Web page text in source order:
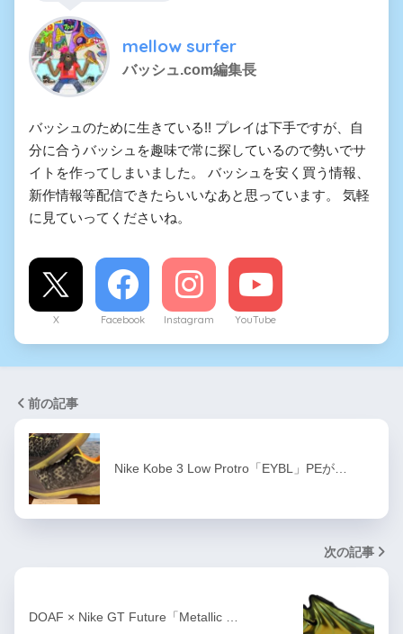
mellow surfer
バッシュ.com編集長
バッシュのために生きている!! プレイは下手ですが、自
分に合うバッシュを趣味で常に探しているので勢いでサ
イトを作ってしまいました。 バッシュを安く買う情報、
新作情報等配信できたらいいなあと思っています。 気軽
に見ていってくださいね。
X Facebook Instagram YouTube
前の記事
Nike Kobe 3 Low Protro「EYBL」PEが…
次の記事
DOAF × Nike GT Future「Metallic …